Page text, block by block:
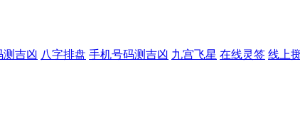
测吉凶 八字排盘 手机号码测吉凶 九宫飞星 在线灵签 线上